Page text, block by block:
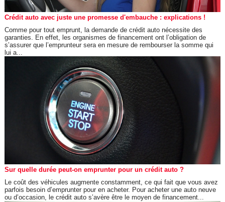
Crédit auto avec juste une promesse d'embauche : explications !
Comme pour tout emprunt, la demande de crédit auto nécessite des
garanties. En effet, les organismes de financement ont l’obligation de
s’assurer que l’emprunteur sera en mesure de rembourser la somme qui
lui a...
Sur quelle durée peut-on emprunter pour un crédit auto ?
Le coût des véhicules augmente constamment, ce qui fait que vous avez
parfois besoin d’emprunter pour en acheter. Pour acheter une auto neuve
ou d’occasion, le crédit auto s’avère être le moyen de financement...